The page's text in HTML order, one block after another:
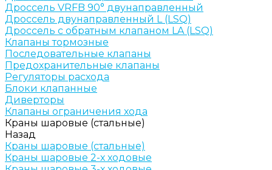
Дроссель VRFB 90° двунаправленный
Дроссель двунаправленный L (LSQ)
Дроссель с обратным клапаном LA (LSQ)
Клапаны тормозные
Последовательные клапаны
Предохранительные клапаны
Регуляторы расхода
Блоки клапанные
Диверторы
Клапаны ограничения хода
Краны шаровые (стальные)
Назад
Краны шаровые (стальные)
Краны шаровые 2-х ходовые